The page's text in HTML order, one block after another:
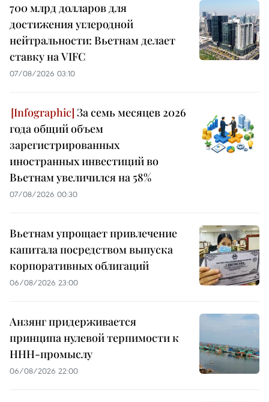
700 млрд долларов для
достижения углеродной
нейтральности: Вьетнам делает
ставку на VIFC
07/08/2026 03:10
За семь месяцев 2026
года общий объем
зарегистрированных
иностранных инвестиций во
Вьетнам увеличился на 58%
07/08/2026 00:30
Вьетнам упрощает привлечение
капитала посредством выпуска
корпоративных облигаций
06/08/2026 23:00
Анзянг придерживается
принципа нулевой терпимости к
ННН-промыслу
06/08/2026 22:00